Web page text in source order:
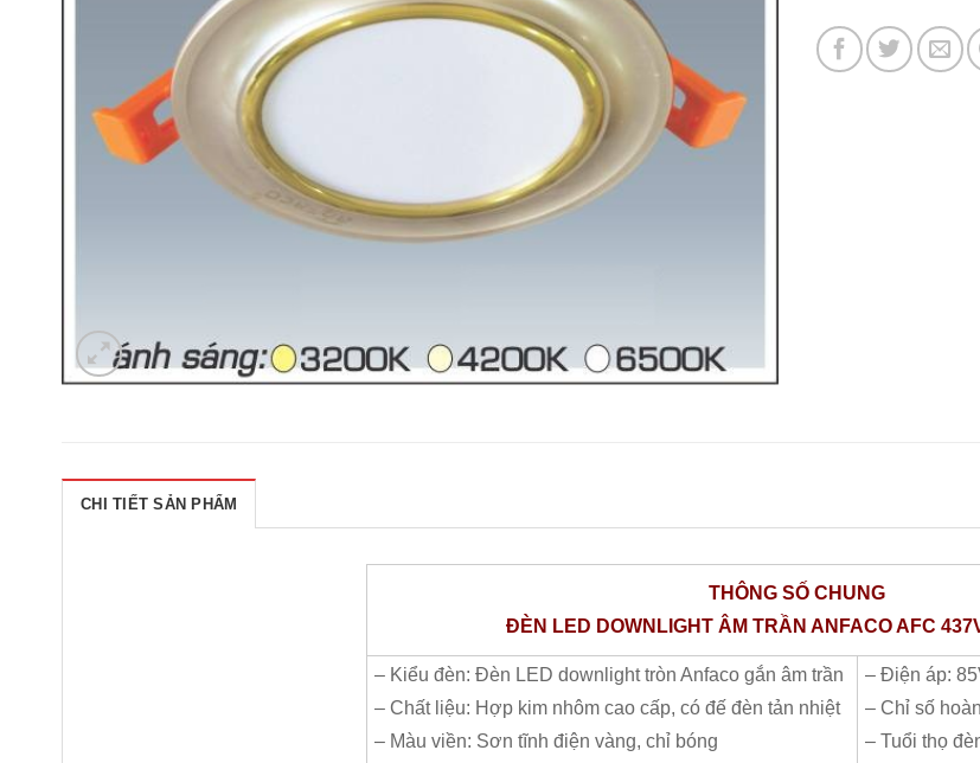
CHI TIẾT SẢN PHẨM
THÔNG​ SỐ CHUNG
ĐÈN LED DOWNLIGHT ÂM TRẦN ANFACO AFC
– Kiểu đèn: Đèn LED downlight tròn Anfaco gắn âm trần
– Chất liệu: Hợp kim nhôm cao cấp, có đế đèn tản nhiệt
– Màu viền: Sơn tĩnh điện vàng, chỉ bóng
– Điện áp:
– Chỉ số
– Tuổi thọ